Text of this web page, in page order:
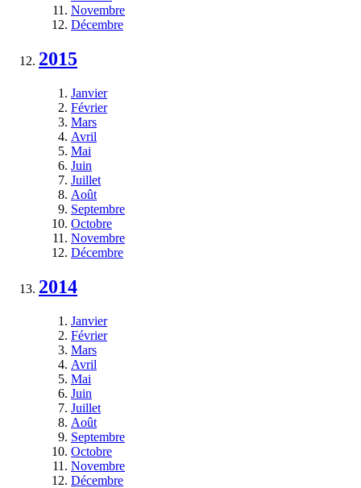
Novembre
Décembre
2015
Janvier
Février
Mars
Avril
Mai
Juin
Juillet
Août
Septembre
Octobre
Novembre
Décembre
2014
Janvier
Février
Mars
Avril
Mai
Juin
Juillet
Août
Septembre
Octobre
Novembre
Décembre